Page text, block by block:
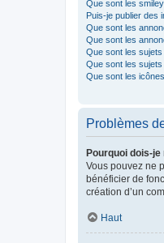
Que sont les
Puis-je publier des
Que sont les
Que sont les
Que sont les sujets
Que sont les
Que sont les
Problèmes
Pourquoi dois-je
Vous pouvez ne
bénéficier de
création d’un
Haut